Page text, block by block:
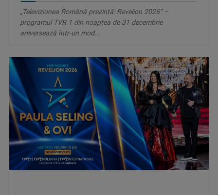
„Televiziunea Română prezintă: Revelion 2026” –
programul TVR 1 din noaptea de 31 decembrie
aniversează într-un mod...